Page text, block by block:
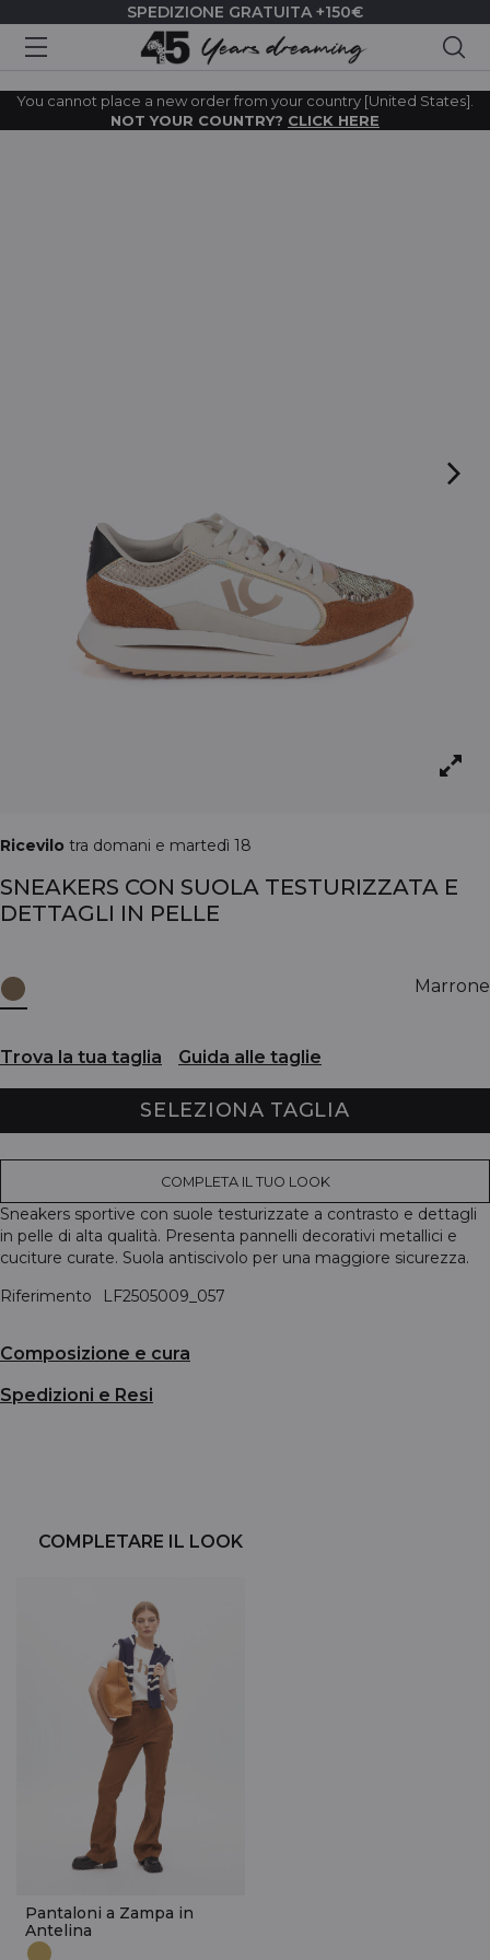
SPEDIZIONE GRATUITA +150€
You cannot place a new order from your country [United States].
NOT YOUR COUNTRY? CLICK HERE
Ricevilo tra domani e martedì 18
SNEAKERS CON SUOLA TESTURIZZATA E
DETTAGLI IN PELLE
Marrone
Trova la tua taglia Guida alle taglie
SELEZIONA TAGLIA
COMPLETA IL TUO LOOK
Sneakers sportive con suole testurizzate a contrasto e dettagli
in pelle di alta qualità. Presenta pannelli decorativi metallici e
cuciture curate. Suola antiscivolo per una maggiore sicurezza.
Riferimento
LF2505009_057
Composizione e cura
Spedizioni e Resi
COMPLETARE IL LOOK
Pantaloni a Zampa in
Antelina